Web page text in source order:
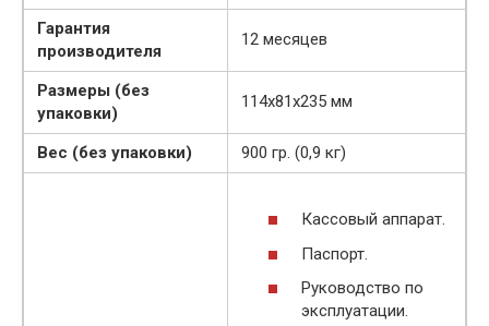
Гарантия
производителя
12 месяцев
Размеры (без
упаковки)
114х81х235 мм
Вес (без упаковки) 900 гр. (0,9 кг)
Кассовый аппарат.
Паспорт.
Руководство по
эксплуатации.